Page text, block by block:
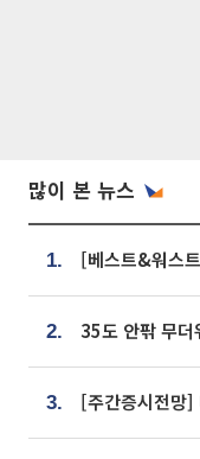
많이 본 뉴스
1.
2.
3.